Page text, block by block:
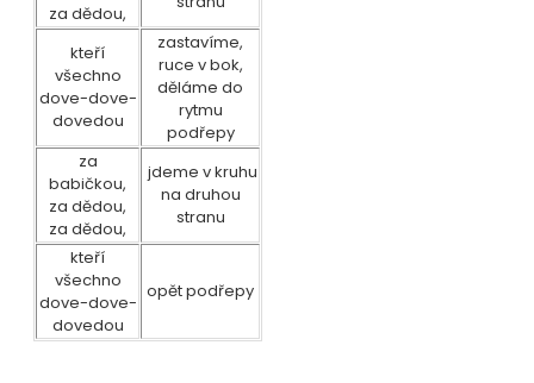
za dědou,
kteří
všechno
dove-dove-
dovedou
zastavíme,
ruce v bok,
děláme do
rytmu
podřepy
za
babičkou,
za dědou,
za dědou,
jdeme v kruhu
na druhou
stranu
kteří
všechno
dove-dove-
dovedou
opět podřepy